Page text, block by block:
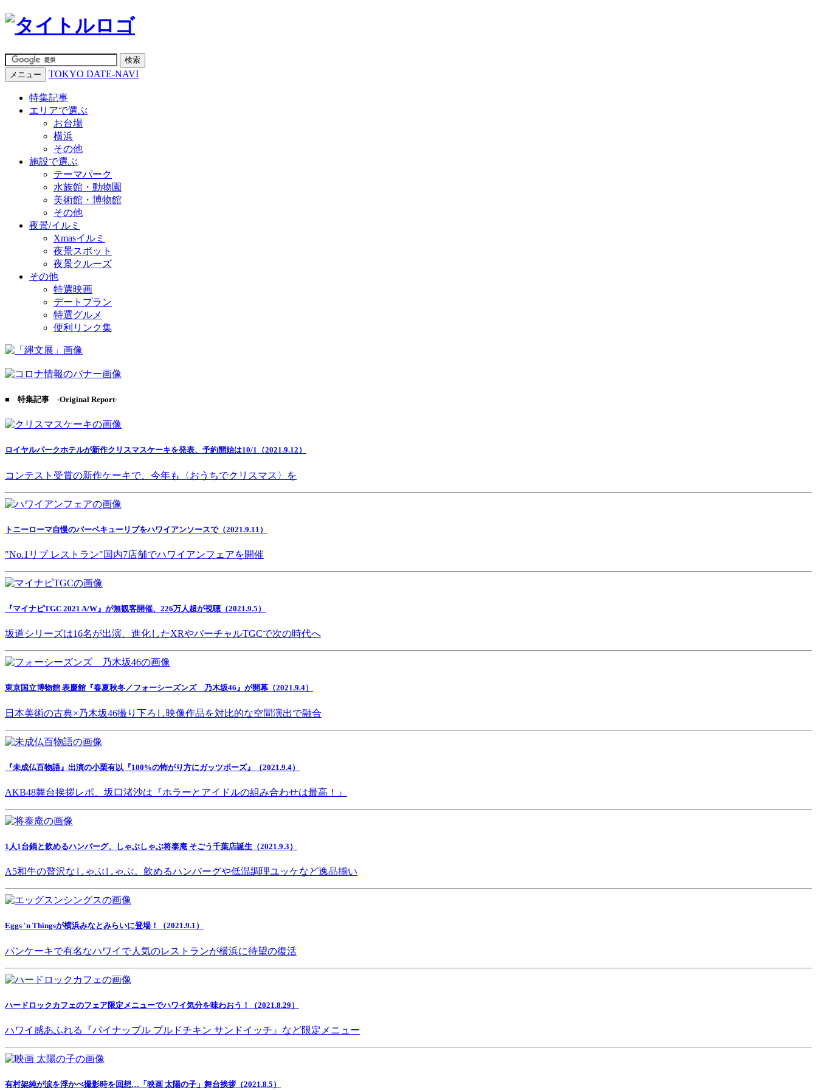
メニュー TOKYO DATE-NAVI
特集記事
エリアで選ぶ
お台場
横浜
その他
施設で選ぶ
テーマパーク
水族館・動物園
美術館・博物館
その他
夜景/イルミ
Xmasイルミ
夜景スポット
夜景クルーズ
その他
特選映画
デートプラン
特選グルメ
便利リンク集
■ 特集記事 -Original Report-
ロイヤルパークホテルが新作クリスマスケーキを発表、予約開始は10/1（2021.9.12）
コンテスト受賞の新作ケーキで、今年も〈おうちでクリスマス〉を
トニーローマ自慢のバーベキューリブをハワイアンソースで（2021.9.11）
"No.1リブ レストラン"国内7店舗でハワイアンフェアを開催
『マイナビTGC 2021 A/W』が無観客開催、226万人超が視聴（2021.9.5）
坂道シリーズは16名が出演、進化したXRやバーチャルTGCで次の時代へ
東京国立博物館 表慶館『春夏秋冬／フォーシーズンズ 乃木坂46』が開幕（2021.9.4）
日本美術の古典×乃木坂46撮り下ろし映像作品を対比的な空間演出で融合
『未成仏百物語』出演の小栗有以『100%の怖がり方にガッツポーズ』（2021.9.4）
AKB48舞台挨拶レポ、坂口渚沙は『ホラーとアイドルの組み合わせは最高！』
1人1台鍋と飲めるハンバーグ、しゃぶしゃぶ将泰庵 そごう千葉店誕生（2021.9.3）
A5和牛の贅沢なしゃぶしゃぶ。飲めるハンバーグや低温調理ユッケなど逸品揃い
Eggs 'n Thingsが横浜みなとみらいに登場！（2021.9.1）
パンケーキで有名なハワイで人気のレストランが横浜に待望の復活
ハードロックカフェのフェア限定メニューでハワイ気分を味わおう！（2021.8.29）
ハワイ感あふれる『パイナップル プルドチキン サンドイッチ』など限定メニュー
有村架純が涙を浮かべ撮影時を回想…「映画 太陽の子」舞台挨拶（2021.8.5）